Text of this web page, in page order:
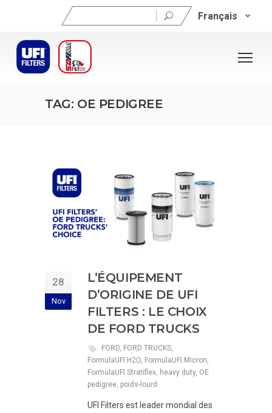
Rechercher : Français
TAG: OE PEDIGREE
28
Nov
L’ÉQUIPEMENT
D’ORIGINE DE UFI
FILTERS : LE CHOIX
DE FORD TRUCKS
FORD FORD TRUCKS
FormulaUFI.H2O FormulaUFI.Micron
FormulaUFI.Stratiflex heavy duty, OE
pedigree poids-lourd
UFI Filters est leader mondial des